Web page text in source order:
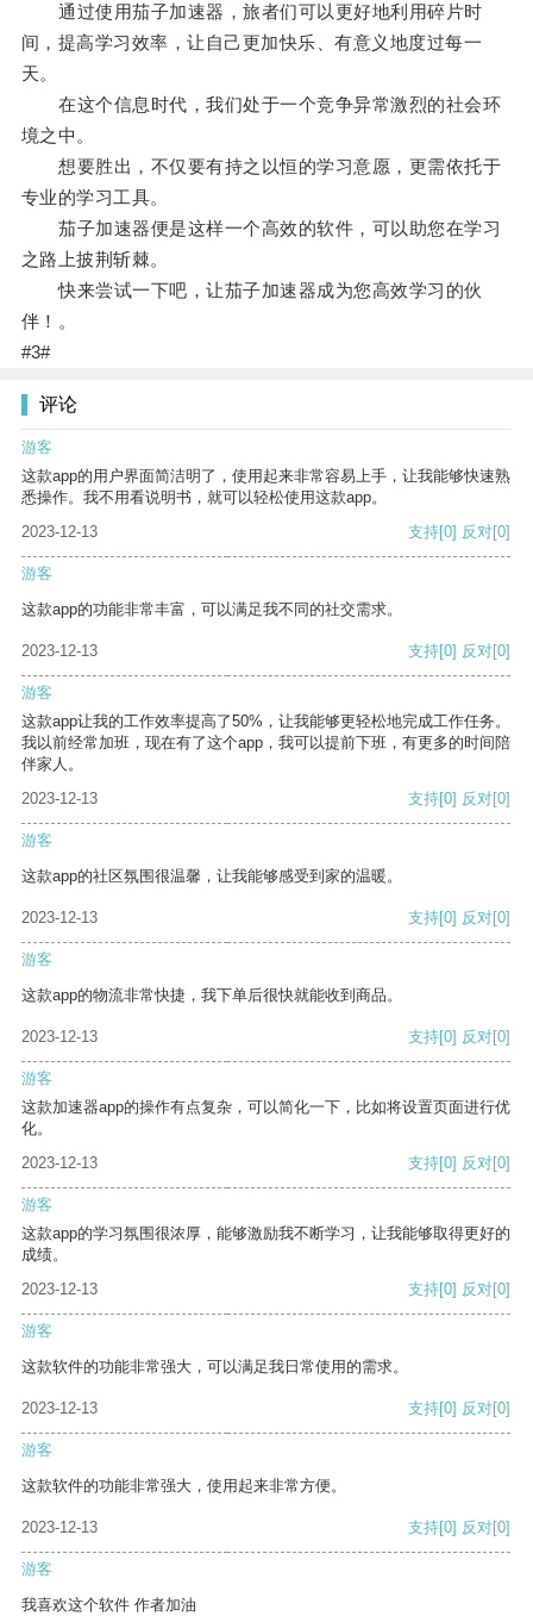
通过使用茄子加速器，旅者们可以更好地利用碎片时
间，提高学习效率，让自己更加快乐、有意义地度过每一
天。
在这个信息时代，我们处于一个竞争异常激烈的社会环
境之中。
想要胜出，不仅要有持之以恒的学习意愿，更需依托于
专业的学习工具。
茄子加速器便是这样一个高效的软件，可以助您在学习
之路上披荆斩棘。
快来尝试一下吧，让茄子加速器成为您高效学习的伙
伴！。
#3#
评论
游客
这款app的用户界面简洁明了，使用起来非常容易上手，让我能够快速熟
悉操作。我不用看说明书，就可以轻松使用这款app。
2023-12-13
支持[0] 反对[0]
游客
这款app的功能非常丰富，可以满足我不同的社交需求。
2023-12-13 支持[0] 反对[0]
游客
这款app让我的工作效率提高了50%，让我能够更轻松地完成工作任务。
我以前经常加班，现在有了这个app，我可以提前下班，有更多的时间陪
伴家人。
2023-12-13
支持[0] 反对[0]
游客
这款app的社区氛围很温馨，让我能够感受到家的温暖。
2023-12-13 支持[0] 反对[0]
游客
这款app的物流非常快捷，我下单后很快就能收到商品。
2023-12-13 支持[0] 反对[0]
游客
这款加速器app的操作有点复杂，可以简化一下，比如将设置页面进行优
化。
2023-12-13
支持[0] 反对[0]
游客
这款app的学习氛围很浓厚，能够激励我不断学习，让我能够取得更好的
成绩。
2023-12-13
支持[0] 反对[0]
游客
这款软件的功能非常强大，可以满足我日常使用的需求。
2023-12-13 支持[0] 反对[0]
游客
这款软件的功能非常强大，使用起来非常方便。
2023-12-13 支持[0] 反对[0]
游客
我喜欢这个软件 作者加油